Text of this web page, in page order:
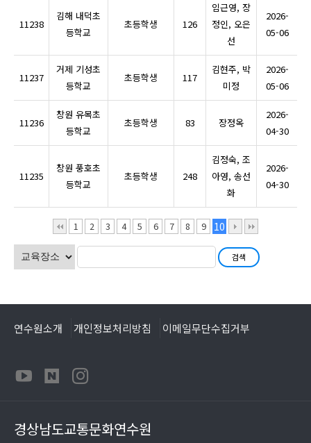
11238
김해 내덕초
등학교
초등학생 126
임근영, 장
정인, 오은
선
2026-
05-06
11237
거제 기성초
등학교
초등학생 117
김현주, 박
미정
2026-
05-06
11236
창원 유목초
등학교
초등학생 83 장정옥
2026-
04-30
11235
창원 풍호초
등학교
초등학생 248
김정숙, 조
아영, 송선
화
2026-
04-30
1 2 3 4 5 6 7 8 9 10
연수원소개 개인정보처리방침 이메일무단수집거부
경상남도교통문화연수원